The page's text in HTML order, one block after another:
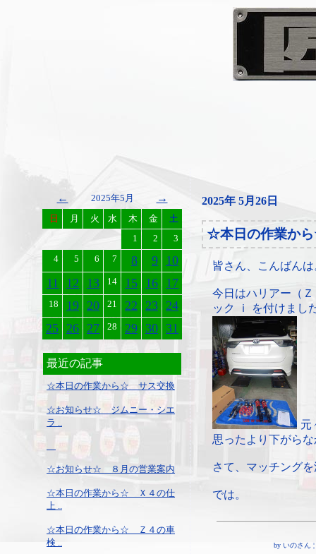
← 2025年5月 →
日 月 火 水 木 金
土
1
2
3
4
5 6 7 8 9 10
11
12 13 14 15 16 17
18 19 20 21 22 23 24
25 26 27 28 29 30 31
最近の記事
☆本日の作業から☆ サス交換
☆お知らせ☆ ジムニー・シエ
ラ ..
☆お知らせ☆ ８月の営業案内
☆本日の作業から☆ Ｘ４の仕
上 ..
☆本日の作業から☆ Ｚ４の車
検 ..
2025年 5月26日
☆本日の作業か
皆さん、こんばんは
今日はハリアー（
ック ｉ を付けまし
元
思ったより下がら
さて、マッチング
では。
by いのさん